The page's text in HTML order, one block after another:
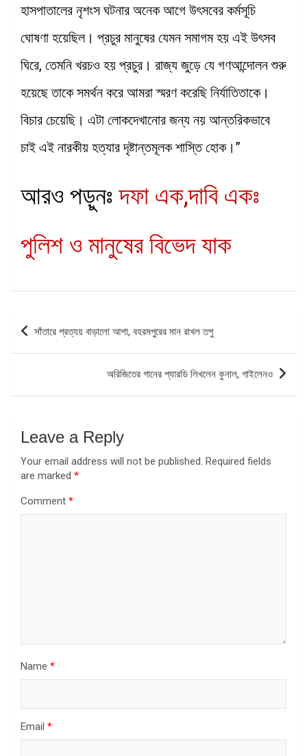
হাসপাতালের নৃশংস ঘটনার অনেক আগে উৎসবের কর্মসূচি
ঘোষণা হয়েছিল। প্রচুর মানুষের যেমন সমাগম হয় এই উৎসব
ঘিরে, তেমনি খরচও হয় প্রচুর। রাজ্য জুড়ে যে গণআন্দোলন শুরু
হয়েছে তাকে সমর্থন করে আমরা স্মরণ করেছি নির্যাতিতাকে।
বিচার চেয়েছি। এটা লোকদেখানোর জন্য নয় আন্তরিকভাবে
চাই এই নারকীয় হত্যার দৃষ্টান্তমূলক শাস্তি হোক।”
আরও পড়ুনঃদফা এক,দাবি একঃ
পুলিশ ও মানুষের বিভেদ যাক
Post
navigation
সাঁতারে প্রত্যয় বাড়ালো আশা, বহরমপুরের মান রাখল তপু
অরিজিতের গানের প্যারডি লিখলেন কুনাল, গাইলেনও
Leave a Reply
Your email address will not be published. Required fields
are marked *
Comment *
Name *
Email *